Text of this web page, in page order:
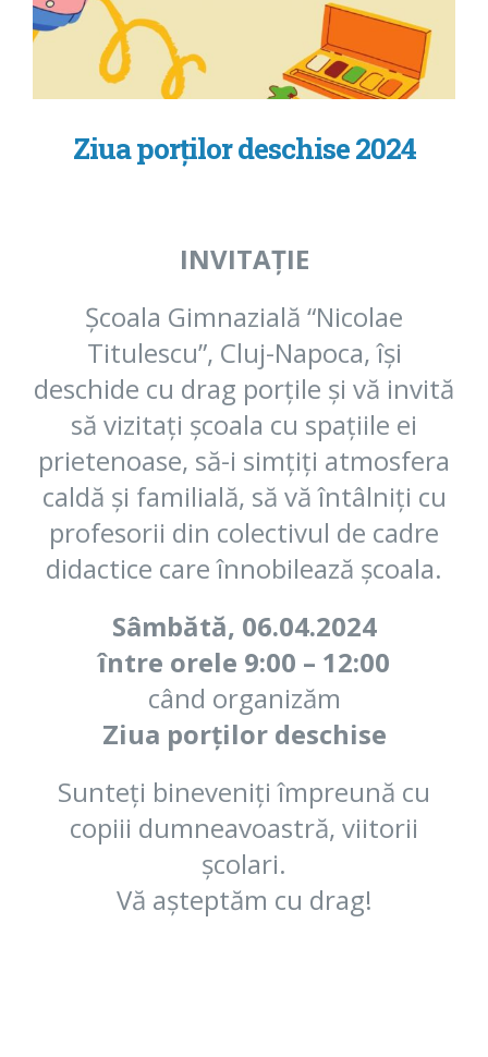
Ziua porților deschise 2024
INVITAȚIE
Școala Gimnazială “Nicolae
Titulescu”, Cluj-Napoca, își
deschide cu drag porțile și vă invită
să vizitați școala cu spațiile ei
prietenoase, să-i simțiți atmosfera
caldă și familială, să vă întâlniți cu
profesorii din colectivul de cadre
didactice care înnobilează școala.
Sâmbătă, 06.04.2024
între orele 9:00 – 12:00
când organizăm
Ziua porților deschise
Sunteți bineveniți împreună cu
copiii dumneavoastră, viitorii
școlari.
Vă așteptăm cu drag!